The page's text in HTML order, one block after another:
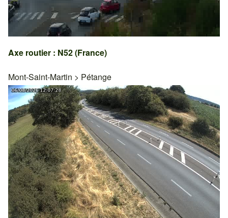
Axe routier : N52 (France)
Mont-Saint-Martin > Pétange